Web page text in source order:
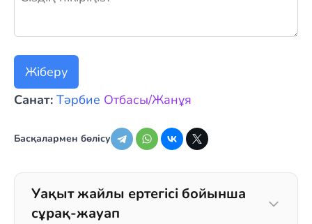
Жіберу
Санат: Тәрбие Отбасы/Жанұя
Басқалармен бөлісу
Уақыт жайлы ертегісі бойынша
сұрақ-жауап